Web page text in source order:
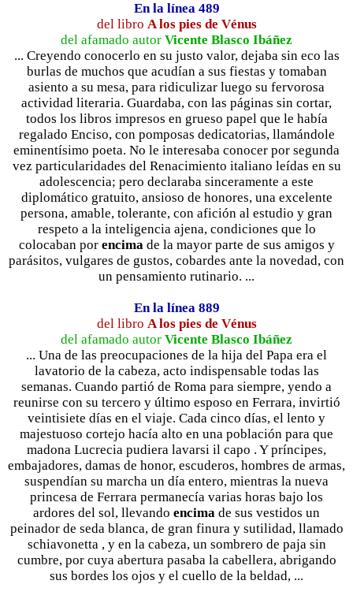
En la línea 489
del libro A los pies de Vénus
del afamado autor Vicente Blasco Ibáñez
... Creyendo conocerlo en su justo valor, dejaba sin eco las
burlas de muchos que acudían a sus fiestas y tomaban
asiento a su mesa, para ridiculizar luego su fervorosa
actividad literaria. Guardaba, con las páginas sin cortar,
todos los libros impresos en grueso papel que le había
regalado Enciso, con pomposas dedicatorias, llamándole
eminentísimo poeta. No le interesaba conocer por segunda
vez particularidades del Renacimiento italiano leídas en su
adolescencia; pero declaraba sinceramente a este
diplomático gratuito, ansioso de honores, una excelente
persona, amable, tolerante, con afición al estudio y gran
respeto a la inteligencia ajena, condiciones que lo
colocaban por encimade la mayor parte de sus amigos y
parásitos, vulgares de gustos, cobardes ante la novedad, con
un pensamiento rutinario. ...
En la línea 889
del libro A los pies de Vénus
del afamado autor Vicente Blasco Ibáñez
... Una de las preocupaciones de la hija del Papa era el
lavatorio de la cabeza, acto indispensable todas las
semanas. Cuando partió de Roma para siempre, yendo a
reunirse con su tercero y último esposo en Ferrara, invirtió
veintisiete días en el viaje. Cada cinco días, el lento y
majestuoso cortejo hacía alto en una población para que
madona Lucrecia pudiera lavarsi il capo . Y príncipes,
embajadores, damas de honor, escuderos, hombres de armas,
suspendían su marcha un día entero, mientras la nueva
princesa de Ferrara permanecía varias horas bajo los
ardores del sol, llevando encima de sus vestidos un
peinador de seda blanca, de gran finura y sutilidad, llamado
schiavonetta , y en la cabeza, un sombrero de paja sin
cumbre, por cuya abertura pasaba la cabellera, abrigando
sus bordes los ojos y el cuello de la beldad, ...